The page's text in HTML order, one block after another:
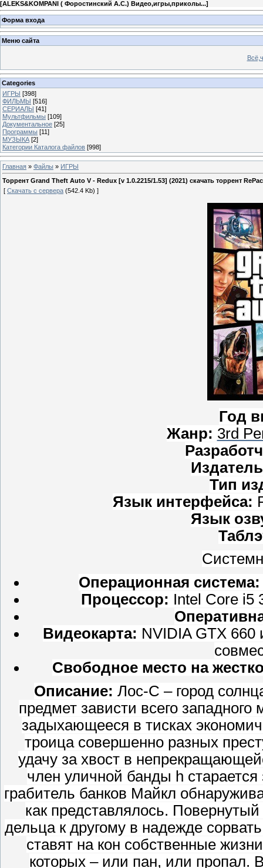
[ALEKS&KOMPANI ( Форостинский А.С.) Видео,игры,приколы...]
Форма входа
Меню сайта
Categories
ИГРЫ [398]
ФИЛЬМЫ [516]
СЕРИАЛЫ [41]
Мультфильмы [109]
Документальное [25]
Программы [11]
МУЗЫКА [2]
Категории Каталога файлов [998]
Главная » Файлы » ИГРЫ
Торрент Grand Theft Auto V - Redux [v 1.0.2215/1.53] (2021) скачать торрент
[ Скачать с сервера (542.4 Kb) ]
Год
Жанр: 3rd
Тип
Язык интерфейса:
Язык
Операционная система:
Процессор: Intel Core i5
Видеокарта: NVIDIA GTX 660
Свободное место на
Описание: Лос-С – город
предмет зависти всего
задыхающееся в тисках
троица совершенно разных
удачу за хвост в
член уличной банды h
грабитель банков Майкл
как представлялось.
дельца к другому в надежде
ставят на кон собственные
которых – или пан, или пропал.